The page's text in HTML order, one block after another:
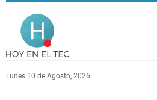
Pasar al contenido principal
Lunes 10 de Agosto, 2026